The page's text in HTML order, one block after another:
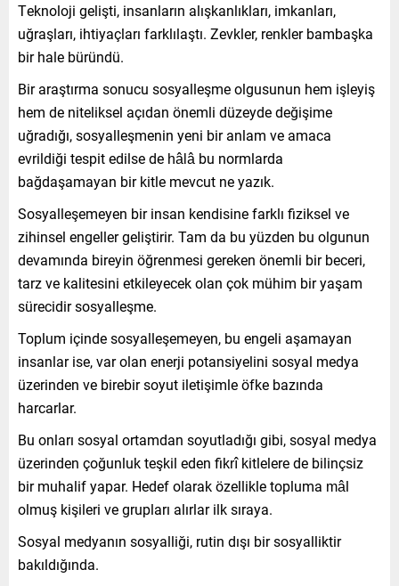
Teknoloji gelişti, insanların alışkanlıkları, imkanları,
uğraşları, ihtiyaçları farklılaştı. Zevkler, renkler bambaşka
bir hale büründü.
Bir araştırma sonucu sosyalleşme olgusunun hem işleyiş
hem de niteliksel açıdan önemli düzeyde değişime
uğradığı, sosyalleşmenin yeni bir anlam ve amaca
evrildiği tespit edilse de hâlâ bu normlarda
bağdaşamayan bir kitle mevcut ne yazık.
Sosyalleşemeyen bir insan kendisine farklı fiziksel ve
zihinsel engeller geliştirir. Tam da bu yüzden bu olgunun
devamında bireyin öğrenmesi gereken önemli bir beceri,
tarz ve kalitesini etkileyecek olan çok mühim bir yaşam
sürecidir sosyalleşme.
Toplum içinde sosyalleşemeyen, bu engeli aşamayan
insanlar ise, var olan enerji potansiyelini sosyal medya
üzerinden ve birebir soyut iletişimle öfke bazında
harcarlar.
Bu onları sosyal ortamdan soyutladığı gibi, sosyal medya
üzerinden çoğunluk teşkil eden fikrî kitlelere de bilinçsiz
bir muhalif yapar. Hedef olarak özellikle topluma mâl
olmuş kişileri ve grupları alırlar ilk sıraya.
Sosyal medyanın sosyalliği, rutin dışı bir sosyalliktir
bakıldığında.